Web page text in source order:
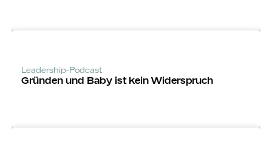
Leadership-Podcast
Gründen und Baby ist kein Widerspruch